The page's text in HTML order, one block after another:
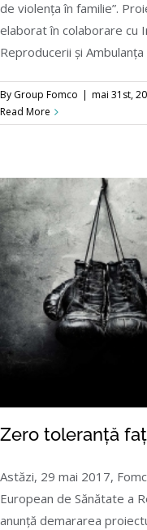
Am lansat
de violența în familie”.
elaborat în colaborare cu
Reproducerii și
By Group Fomco | mai 31st,
Read More
Zero toleranță
Astăzi, 29 mai 2017,
European de Sănătate a
anunță demararea